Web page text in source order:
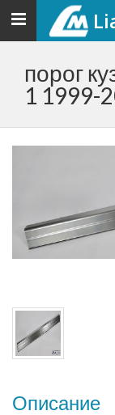
Toggle
navigation
порог
1 1999-
Описание